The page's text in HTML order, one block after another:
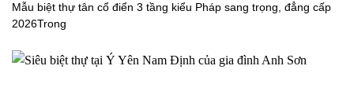
Mẫu biệt thự tân cổ điển 3 tầng kiểu Pháp sang trọng, đẳng cấp
2026Trong